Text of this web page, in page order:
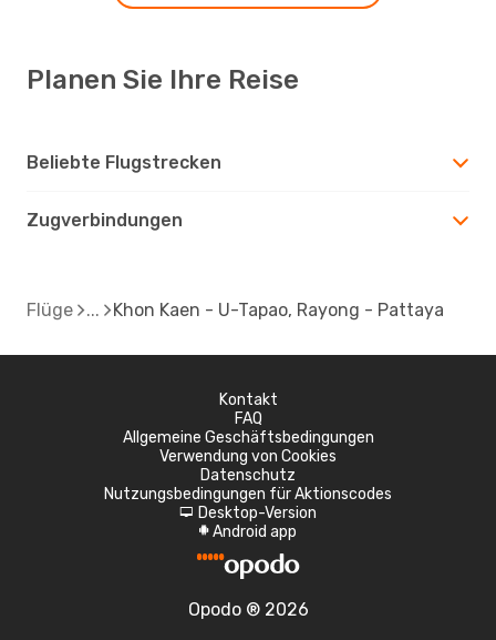
Planen Sie Ihre Reise
Beliebte Flugstrecken
Zugverbindungen
Flüge Khon Kaen - U-Tapao, Rayong - Pattaya
Kontakt
FAQ
Allgemeine Geschäftsbedingungen
Verwendung von Cookies
Datenschutz
Nutzungsbedingungen für Aktionscodes
d Desktop-Version
A Android app
Opodo ® 2026